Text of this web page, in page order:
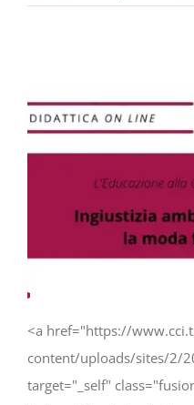
In rete con
Chi siamo
<a href="https://
content/uploads/sites/2/
target="_self"